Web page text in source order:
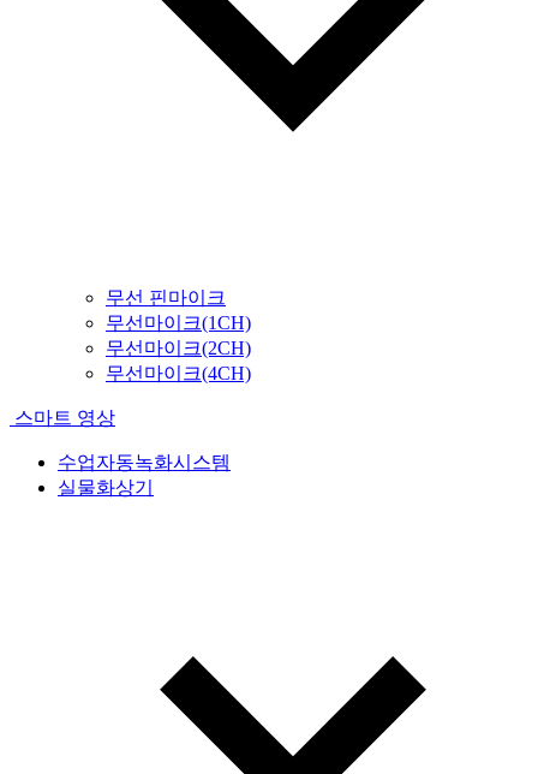
무선 핀마이크
무선마이크(1CH)
무선마이크(2CH)
무선마이크(4CH)
스마트 영상
수업자동녹화시스템
실물화상기